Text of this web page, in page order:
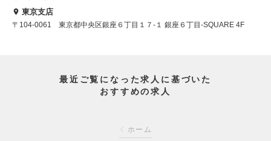
東京支店
〒104-0061 東京都中央区銀座６丁目１７-１ 銀座６丁目-SQUARE 4F
最近ご覧になった求人に基づいた
おすすめの求人
ホーム